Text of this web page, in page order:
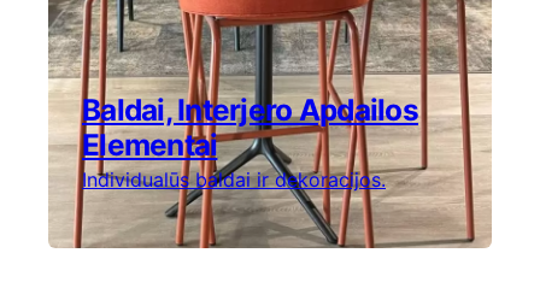
Baldai, Interjero Apdailos
Elementai
Individualūs baldai ir dekoracijos.